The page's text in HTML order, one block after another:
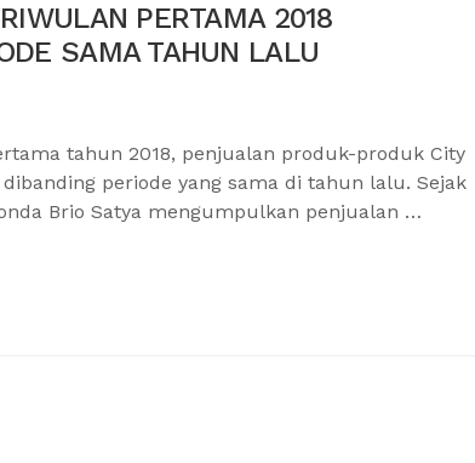
PERTAMA 2018
SAMA TAHUN LALU
tahun 2018, penjualan produk-produk City
periode yang sama di tahun lalu. Sejak
Brio Satya mengumpulkan penjualan …